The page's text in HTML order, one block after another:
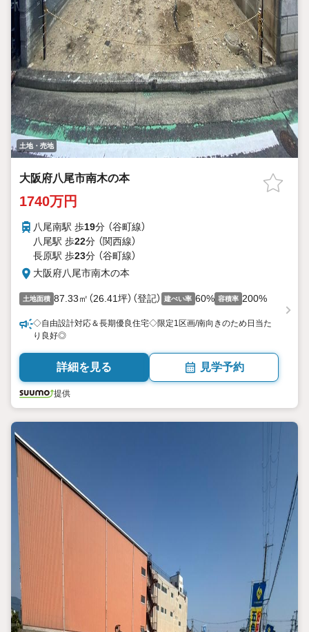
土地・売地
大阪府八尾市南木の本
1740万円
八尾南駅 歩19分 （谷町線）
八尾駅 歩22分 （関西線）
長原駅 歩23分 （谷町線）
大阪府八尾市南木の本
土地面積 87.33㎡（26.41坪）（登記） 建ぺい率 60% 容積率 200%
◇自由設計対応＆長期優良住宅◇限定1区画/南向きのため日当た
り良好◎
詳細を見る 見学予約
提供